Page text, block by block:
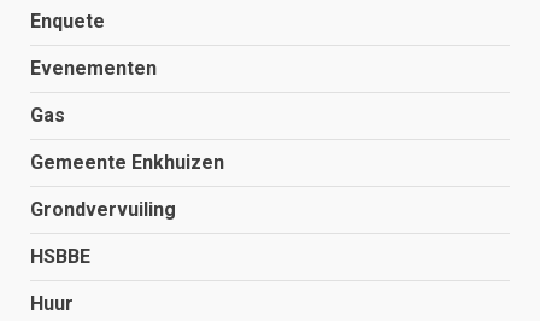
Enquete
Evenementen
Gas
Gemeente Enkhuizen
Grondvervuiling
HSBBE
Huur